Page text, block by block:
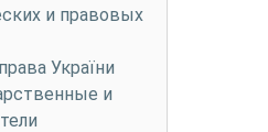
и правовых
України
и